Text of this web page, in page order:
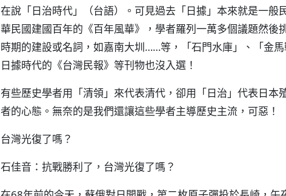
在說「日治時代」（台語）。可見過去「日據」本來就是一般
華民國建國百年的《百年風華》，學者羅列一萬多個議題然後
時期的建設或名詞，如嘉南大圳……等，「石門水庫」、「金
日據時代的《台灣民報》等刊物也沒入選！
有些歷史學者用「清領」來代表清代，卻用「日治」代表日本
者的心態。無奈的是我們還讓這些學者主導歷史主流，可惡！
台灣光復了嗎？
石佳音：抗戰勝利了，台灣光復了嗎？